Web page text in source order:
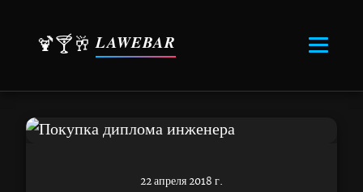
🍹🍸🥂 LAWEBAR
22 апреля 2018 г.